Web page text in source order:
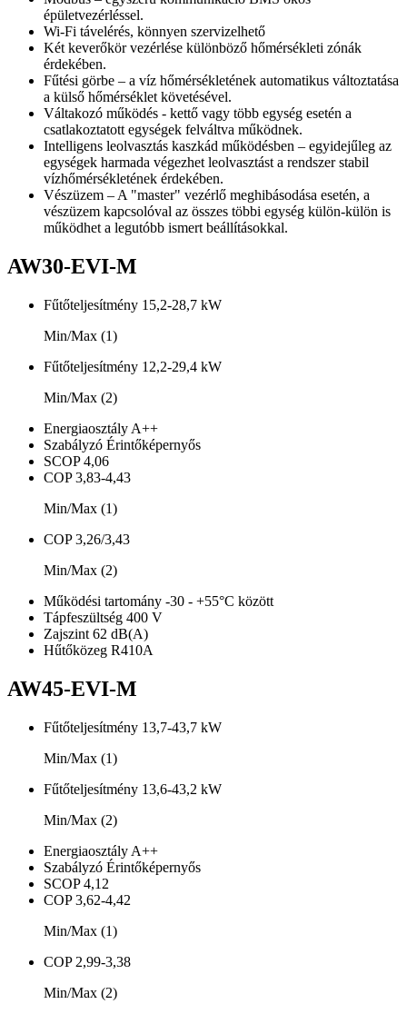
épületvezérléssel.
Wi-Fi távelérés, könnyen szervizelhető
Két keverőkör vezérlése különböző hőmérsékleti zónák
érdekében.
Fűtési görbe – a víz hőmérsékletének automatikus változtatása
a külső hőmérséklet követésével.
Váltakozó működés - kettő vagy több egység esetén a
csatlakoztatott egységek felváltva működnek.
Intelligens leolvasztás kaszkád működésben – egyidejűleg az
egységek harmada végezhet leolvasztást a rendszer stabil
vízhőmérsékletének érdekében.
Vészüzem – A "master" vezérlő meghibásodása esetén, a
vészüzem kapcsolóval az összes többi egység külön-külön is
működhet a legutóbb ismert beállításokkal.
AW30-EVI-M
Fűtőteljesítmény 15,2-28,7 kW
Min/Max (1)
Fűtőteljesítmény 12,2-29,4 kW
Min/Max (2)
Energiaosztály A++
Szabályzó Érintőképernyős
SCOP4,06
COP3,83-4,43
Min/Max (1)
COP3,26/3,43
Min/Max (2)
Működési tartomány -30 - +55°C között
Tápfeszültség 400 V
Zajszint 62 dB(A)
Hűtőközeg R410A
AW45-EVI-M
Fűtőteljesítmény 13,7-43,7 kW
Min/Max (1)
Fűtőteljesítmény 13,6-43,2 kW
Min/Max (2)
Energiaosztály A++
Szabályzó Érintőképernyős
SCOP4,12
COP3,62-4,42
Min/Max (1)
COP 2,99-3,38
Min/Max (2)